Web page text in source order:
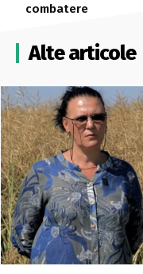
combatere
Alte articole